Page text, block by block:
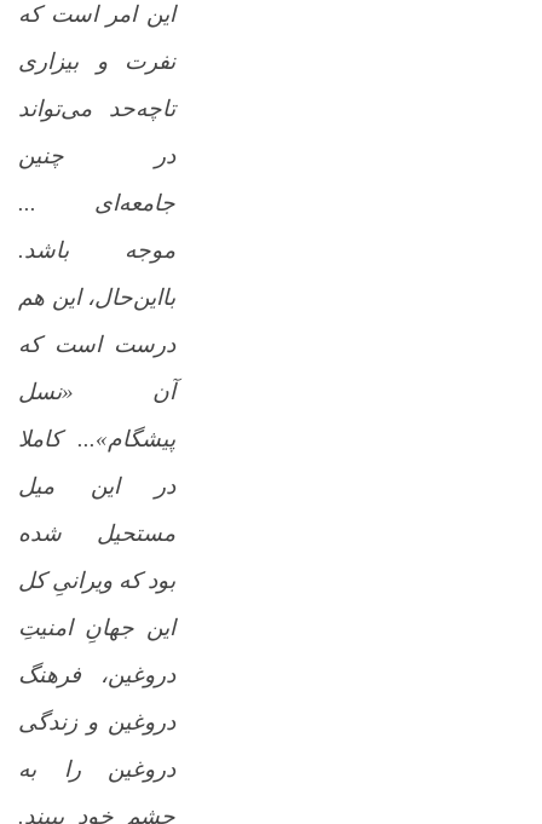
این امر است که
نفرت و بیزاری
تاچه‌حد می‌تواند
در چنین
جامعه‌ای ...
موجه باشد.
بااین‌حال، این هم
درست است که
آن «نسل
پیشگام»... کاملا
در این میل
مستحیل شده
بود که ویرانیِ کل
این جهانِ امنیتِ
دروغین، فرهنگ
دروغین و زندگی
دروغین را به
چشم خود ببیند.